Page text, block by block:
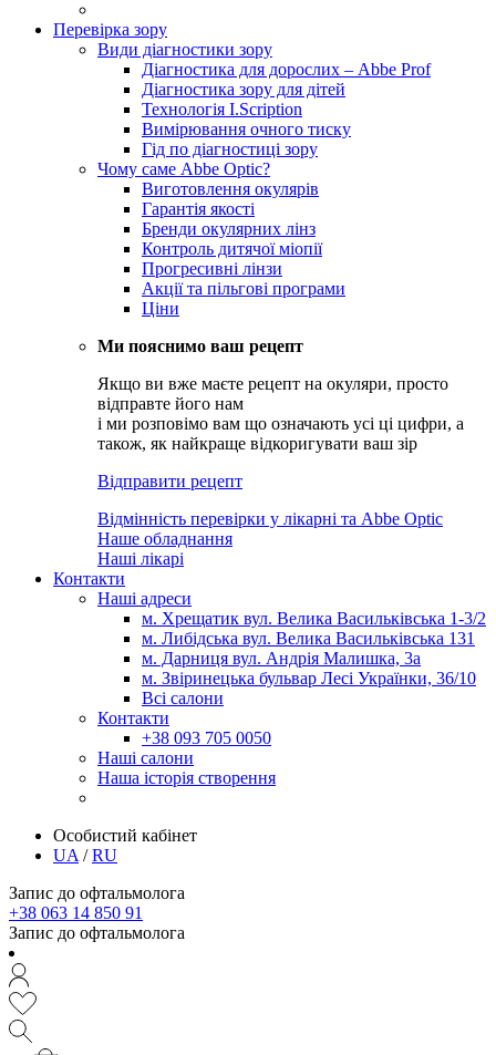
Перевірка зору
Види діагностики зору
Діагностика для дорослих – Abbe Prof
Діагностика зору для дітей
Технологія I.Scription
Вимірювання очного тиску
Гід по діагностиці зору
Чому саме Abbe Optic?
Виготовлення окулярів
Гарантія якості
Бренди окулярних лінз
Контроль дитячої міопії
Прогресивні лінзи
Акції та пільгові програми
Ціни
Ми пояснимо ваш рецепт
Якщо ви вже маєте рецепт на окуляри, просто
відправте його нам
і ми розповімо вам що означають усі ці цифри, а
також, як найкраще відкоригувати ваш зір
Відправити рецепт
Відмінність перевірки у лікарні та Abbe Optic
Наше обладнання
Наші лікарі
Контакти
Наші адреси
м. Хрещатик вул. Велика Васильківська 1-3/2
м. Либідська вул. Велика Васильківська 131
м. Дарниця вул. Андрія Малишка, 3а
м. Звіринецька бульвар Лесі Українки, 36/10
Всі салони
Контакти
+38 093 705 0050
Наші салони
Наша історія створення
Особистий кабінет
UA /RU
Запис до офтальмолога
+38 063 14 850 91
Запис до офтальмолога